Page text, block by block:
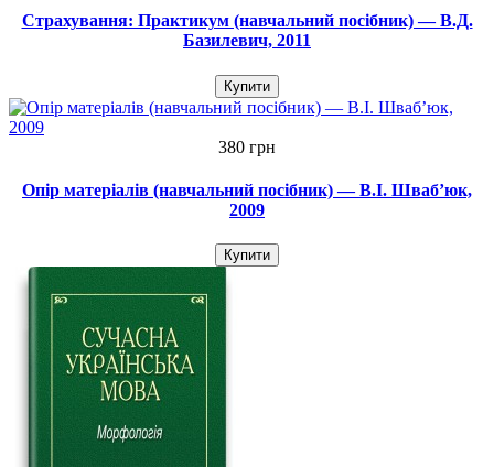
Страхування: Практикум (навчальний посібник) — В.Д.
Базилевич, 2011
Купити
380 грн
Опір матеріалів (навчальний посібник) — В.І. Шваб’юк,
2009
Купити